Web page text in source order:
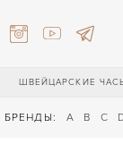
ШВЕЙЦАРСКИЕ
БРЕНДЫ: A B C